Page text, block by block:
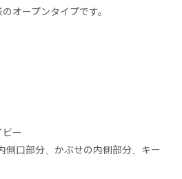
オープンタイプです。
ビー
側口部分、かぶせの内側部分、キー